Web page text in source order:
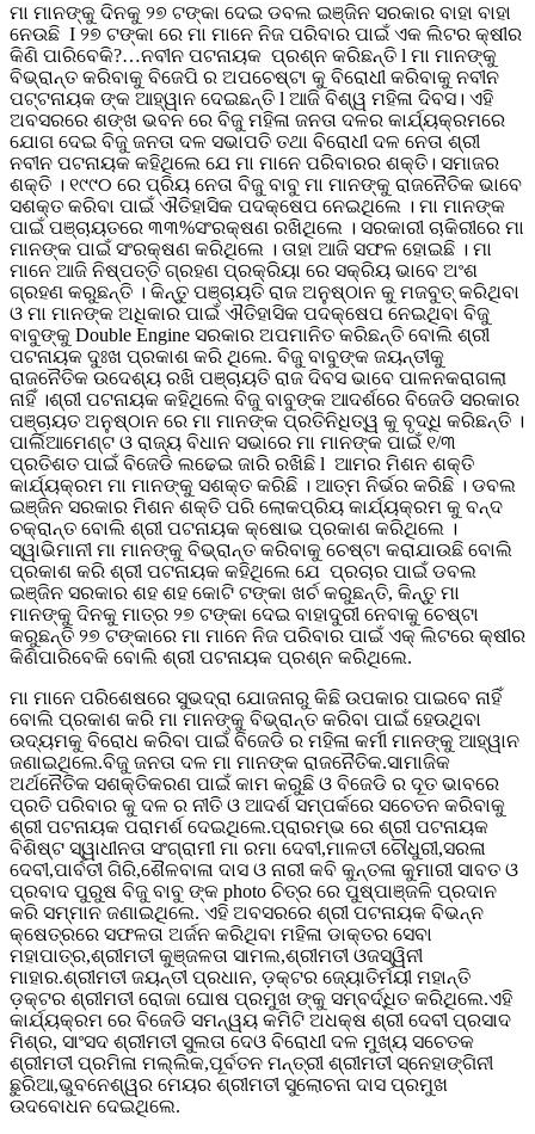
ମା ମାନଙ୍କୁ ଦିନକୁ ୨୭ ଟଙ୍କା ଦେଇ ଡବଲ ଇଞ୍ଜିନ ସରକାର ବାହା ବାହା
ନେଉଛି I ୨୭ ଟଙ୍କା ରେ ମା ମାନେ ନିଜ ପରିବାର ପାଇଁ ଏକ ଲିଟର କ୍ଷୀର
କିଣି ପାରିବେକି?…ନବୀନ ପଟନାୟକ ପ୍ରଶ୍ନ କରିଛନ୍ତି l ମା ମାନଙ୍କୁ
ବିଭ୍ରାନ୍ତ କରିବାକୁ ବିଜେପି ର ଅପଚେଷ୍ଟା କୁ ବିରୋଧୀ କରିବାକୁ ନବୀନ
ପଟ୍ଟନାୟକ ଙ୍କ ଆହ୍ୱାନ ଦେଇଛନ୍ତି l ଆଜି ବିଶ୍ୱ ମହିଳା ଦିବସ। ଏହି
ଅବସରରେ ଶଙ୍ଖ ଭବନ ରେ ବିଜୁ ମହିଳା ଜନତା ଦଳର କାର୍ଯ୍ୟକ୍ରମରେ
ଯୋଗ ଦେଇ ବିଜୁ ଜନତା ଦଳ ସଭାପତି ତଥା ବିରୋଧୀ ଦଳ ନେତା ଶ୍ରୀ
ନବୀନ ପଟନାୟକ କହିଥିଲେ ଯେ ମା ମାନେ ପରିବାରର ଶକ୍ତି। ସମାଜର
ଶକ୍ତି । ୧୯୯୦ ରେ ପ୍ରିୟ ନେତା ବିଜୁ ବାବୁ ମା ମାନଙ୍କୁ ରାଜନୈତିକ ଭାବେ
ସଶକ୍ତ କରିବା ପାଇଁ ଐତିହାସିକ ପଦକ୍ଷେପ ନେଇଥିଲେ । ମା ମାନଙ୍କ
ପାଇଁ ପଞ୍ଚାୟତରେ ୩୩%ସଂରକ୍ଷଣ ରଖିଥିଲେ । ସରକାରୀ ଚାକିରୀରେ ମା
ମାନଙ୍କ ପାଇଁ ସଂରକ୍ଷଣ କରିଥିଲେ । ତାହା ଆଜି ସଫଳ ହୋଇଛି । ମା
ମାନେ ଆଜି ନିଷ୍ପତ୍ତି ଗ୍ରହଣ ପ୍ରକ୍ରିୟା ରେ ସକ୍ରିୟ ଭାବେ ଅଂଶ
ଗ୍ରହଣ କରୁଛନ୍ତି । କିନ୍ତୁ ପଞ୍ଚାୟତି ରାଜ ଅନୁଷ୍ଠାନ କୁ ମଜବୁତ୍‌ କରିଥିବା
ଓ ମା ମାନଙ୍କ ଅଧିକାର ପାଇଁ ଐତିହାସିକ ପଦକ୍ଷେପ ନେଇଥିବା ବିଜୁ
ବାବୁଙ୍କୁ Double Engine ସରକାର ଅପମାନିତ କରିଛନ୍ତି ବୋଲି ଶ୍ରୀ
ପଟନାୟକ ଦୁଃଖ ପ୍ରକାଶ କରି ଥିଲେ. ବିଜୁ ବାବୁଙ୍କ ଜୟନ୍ତୀକୁ
ରାଜନୈତିକ ଉଦେଶ୍ୟ ରଖି ପଞ୍ଚାୟତି ରାଜ ଦିବସ ଭାବେ ପାଳନକରାଗଲା
ନାହିଁ ।ଶ୍ରୀ ପଟନାୟକ କହିଥିଲେ ବିଜୁ ବାବୁଙ୍କ ଆଦର୍ଶରେ ବିଜେଡି ସରକାର
ପଞ୍ଚାୟତ ଅନୁଷ୍ଠାନ ରେ ମା ମାନଙ୍କ ପ୍ରତିନିଧିତ୍ୱ କୁ ବୃଦ୍ଧି କରିଛନ୍ତି ।
ପାର୍ଲିଆମେଣ୍ଟ ଓ ରାଜ୍ୟ ବିଧାନ ସଭାରେ ମା ମାନଙ୍କ ପାଇଁ ୧/୩
ପ୍ରତିଶତ ପାଇଁ ବିଜେଡି ଲଢେଇ ଜାରି ରଖିଛି l ଆମର ମିଶନ ଶକ୍ତି
କାର୍ଯ୍ୟକ୍ରମ ମା ମାନଙ୍କୁ ସଶକ୍ତ କରିଛି । ଆତ୍ମ ନିର୍ଭର କରିଛି । ଡବଲ
ଇଞ୍ଜିନ ସରକାର ମିଶନ ଶକ୍ତି ପରି ଲୋକପ୍ରିୟ କାର୍ଯ୍ୟକ୍ରମ କୁ ବନ୍ଦ
ଚକ୍ରାନ୍ତ ବୋଲି ଶ୍ରୀ ପଟନାୟକ କ୍ଷୋଭ ପ୍ରକାଶ କରିଥିଲେ ।
ସ୍ୱାଭିମାନୀ ମା ମାନଙ୍କୁ ବିଭ୍ରାନ୍ତ କରିବାକୁ ଚେଷ୍ଟା କରାଯାଉଛି ବୋଲି
ପ୍ରକାଶ କରି ଶ୍ରୀ ପଟନାୟକ କହିଥିଲେ ଯେ ପ୍ରଚାର ପାଇଁ ଡବଲ
ଇଞ୍ଜିନ ସରକାର ଶହ ଶହ କୋଟି ଟଙ୍କା ଖର୍ଚ କରୁଛନ୍ତି, କିନ୍ତୁ ମା
ମାନଙ୍କୁ ଦିନକୁ ମାତ୍ର ୨୭ ଟଙ୍କା ଦେଇ ବାହାଦୁରୀ ନେବାକୁ ଚେଷ୍ଟା
କରୁଛନ୍ତି ୨୭ ଟଙ୍କାରେ ମା ମାନେ ନିଜ ପରିବାର ପାଇଁ ଏକ୍ ଲିଟରେ କ୍ଷୀର
କିଣିପାରିବେକି ବୋଲି ଶ୍ରୀ ପଟନାୟକ ପ୍ରଶ୍ନ କରିଥିଲେ.
ମା ମାନେ ପରିଶେଷରେ ସୁଭଦ୍ରା ଯୋଜନାରୁ କିଛି ଉପକାର ପାଇବେ ନାହିଁ
ବୋଲି ପ୍ରକାଶ କରି ମା ମାନଙ୍କୁ ବିଭ୍ରାନ୍ତ କରିବା ପାଇଁ ହେଉଥିବା
ଉଦ୍ୟମକୁ ବିରୋଧ କରିବା ପାଇଁ ବିଜେଡି ର ମହିଳା କର୍ମୀ ମାନଙ୍କୁ ଆହ୍ୱାନ
ଜଣାଇଥିଲେ.ବିଜୁ ଜନତା ଦଳ ମା ମାନଙ୍କ ରାଜନୈତିକ.ସାମାଜିକ
ଅର୍ଥନୈତିକ ସଶକ୍ତିକରଣ ପାଇଁ କାମ କରୁଛି ଓ ବିଜେଡି ର ଦୂତ ଭାବରେ
ପ୍ରତି ପରିବାର କୁ ଦଳ ର ନୀତି ଓ ଆଦର୍ଶ ସମ୍ପର୍କରେ ସଚେତନ କରିବାକୁ
ଶ୍ରୀ ପଟନାୟକ ପରାମର୍ଶ ଦେଇଥିଲେ.ପ୍ରାରମ୍ଭ ରେ ଶ୍ରୀ ପଟନାୟକ
ବିଶିଷ୍ଟ ସ୍ୱାଧୀନତା ସଂଗ୍ରାମୀ ମା ରମା ଦେବୀ,ମାଳତୀ ଚୌଧୁରୀ,ସରଳା
ଦେବୀ,ପାର୍ବତୀ ଗିରି,ଶୈଳବାଳା ଦାସ ଓ ନାରୀ କବି କୁନ୍ତଳା କୁମାରୀ ସାବତ ଓ
ପ୍ରବାଦ ପୁରୁଷ ବିଜୁ ବାବୁ ଙ୍କ photo ଚିତ୍ର ରେ ପୁଷ୍ପାଞ୍ଜଳି ପ୍ରଦାନ
କରି ସମ୍ମାନ ଜଣାଇଥିଲେ. ଏହି ଅବସରରେ ଶ୍ରୀ ପଟନାୟକ ବିଭନ୍ନ
କ୍ଷେତ୍ରରେ ସଫଳତା ଅର୍ଜନ କରିଥିବା ମହିଳା ଡାକ୍ତର ସେବା
ମହାପାତ୍ର,ଶ୍ରୀମତୀ କୁଞ୍ଜଳତା ସାମଲ,ଶ୍ରୀମତୀ ଓଜସ୍ୱିନୀ
ମାହାର.ଶ୍ରୀମତୀ ଜୟନ୍ତୀ ପ୍ରଧାନ, ଡ଼କ୍ଟର ଜ୍ୟୋତିର୍ମୟୀ ମହାନ୍ତି
ଡ଼କ୍ଟର ଶ୍ରୀମତୀ ରୋଜା ଘୋଷ ପ୍ରମୁଖ ଙ୍କୁ ସମ୍ବର୍ଦ୍ଧିତ କରିଥିଲେ.ଏହି
କାର୍ଯ୍ୟକ୍ରମ ରେ ବିଜେଡି ସମନ୍ୱୟ କମିଟି ଅଧକ୍ଷ ଶ୍ରୀ ଦେବୀ ପ୍ରସାଦ
ମିଶ୍ର, ସାଂସଦ ଶ୍ରୀମତୀ ସୁଲତା ଦେଓ ବିରୋଧୀ ଦଳ ମୁଖ୍ୟ ସଚେତକ
ଶ୍ରୀମତୀ ପ୍ରମିଳା ମଲ୍ଲିକ,ପୂର୍ବତନ ମନ୍ତ୍ରୀ ଶ୍ରୀମତୀ ସ୍ନେହାଙ୍ଗିନୀ
ଛୁରିଆ,ଭୁବନେଶ୍ୱର ମେୟର ଶ୍ରୀମତୀ ସୁଲୋଚନା ଦାସ ପ୍ରମୁଖ
ଉଦବୋଧନ ଦେଇଥିଲେ.